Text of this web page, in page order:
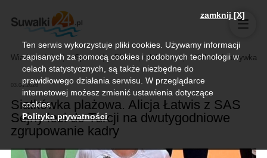
Wiadomości Sport Biznes, rolnictwo Kultura i rozrywka
03.04.2026
Siatkówka plażowa. Alicja Łatwis z SAS
Sejny leci do Turcji na dwutygodniowe
zgrupowanie kadry
zamknij [X]
Ten serwis wykorzystuje pliki cookies. Używamy informacji
zapisanych za pomocą cookies i podobnych technologii w
celach statystycznych, są także niezbędne do
prawidłowego działania serwisu. W przeglądarce
internetowej możesz zmienić ustawienia dotyczące
cookies.
Polityka prywatności.